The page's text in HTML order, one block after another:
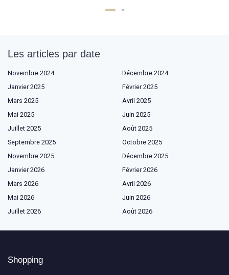
Les articles par date
Novembre 2024
Décembre 2024
Janvier 2025
Février 2025
Mars 2025
Avril 2025
Mai 2025
Juin 2025
Juillet 2025
Août 2025
Septembre 2025
Octobre 2025
Novembre 2025
Décembre 2025
Janvier 2026
Février 2026
Mars 2026
Avril 2026
Mai 2026
Juin 2026
Juillet 2026
Août 2026
Shopping